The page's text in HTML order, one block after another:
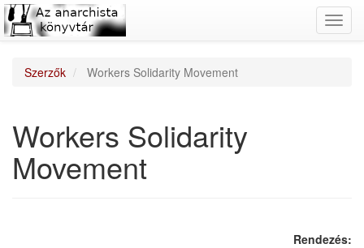
Szerzők Workers Solidarity Movement
Workers Solidarity
Movement
Rendezés: